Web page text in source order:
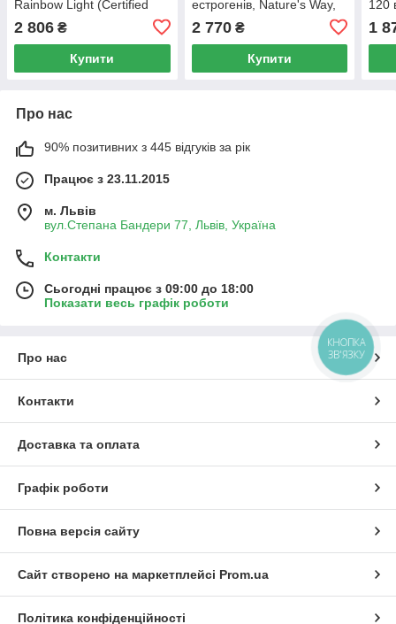
Rainbow Light (Certified
Women's Multivitamin) 120
капсул
2 806 ₴
Купити
естрогенів, Nature's Way,
2 770₴
Купити
120
1
Про нас
90% позитивних з 445 відгуків за рік
Працює з 23.11.2015
м. Львів
вул.Степана Бандери 77, Львів, Україна
Контакти
Сьогодні працює з 09:00 до 18:00
Показати весь графік роботи
Про нас
Контакти
Доставка та оплата
Графік роботи
Повна версія сайту
Сайт створено на маркетплейсі Prom.ua
Політика конфіденційності
КНОПКА
ЗВ'ЯЗКУ